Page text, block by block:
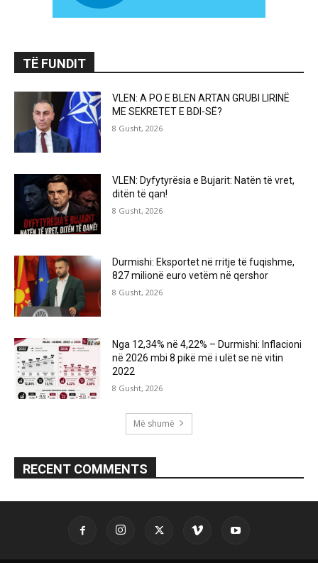
TË FUNDIT
VLEN: A PO E BLEN ARTAN GRUBI LIRINË
ME SEKRETET E BDI-SË?
8 Gusht, 2026
VLEN: Dyfytyrësia e Bujarit: Natën të vret,
ditën të qan!
8 Gusht, 2026
Durmishi: Eksportet në rritje të fuqishme,
827 milionë euro vetëm në qershor
8 Gusht, 2026
Nga 12,34% në 4,22% – Durmishi: Inflacioni
në 2026 mbi 8 pikë më i ulët se në vitin
2022
8 Gusht, 2026
Më shumë
RECENT COMMENTS